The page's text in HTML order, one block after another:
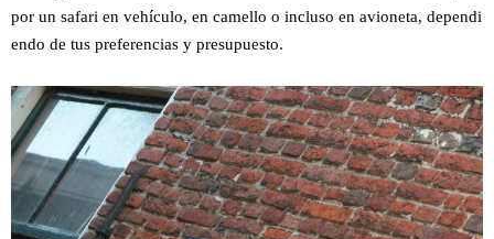
por un safari en vehículo, en camello o incluso en avioneta, dependi
endo de tus preferencias y presupuesto.